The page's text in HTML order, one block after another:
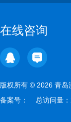
在线咨询
版权所有 © 2026 青
备案号：
总访问量